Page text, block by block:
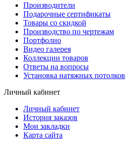
Производители
Подарочные сертификаты
Товары со скидкой
Производство по чертежам
Портфолио
Видео галерея
Коллекции товаров
Ответы на вопросы
Установка натяжных потолков
Личный кабинет
Личный кабинет
История заказов
Мои закладки
Карта сайта